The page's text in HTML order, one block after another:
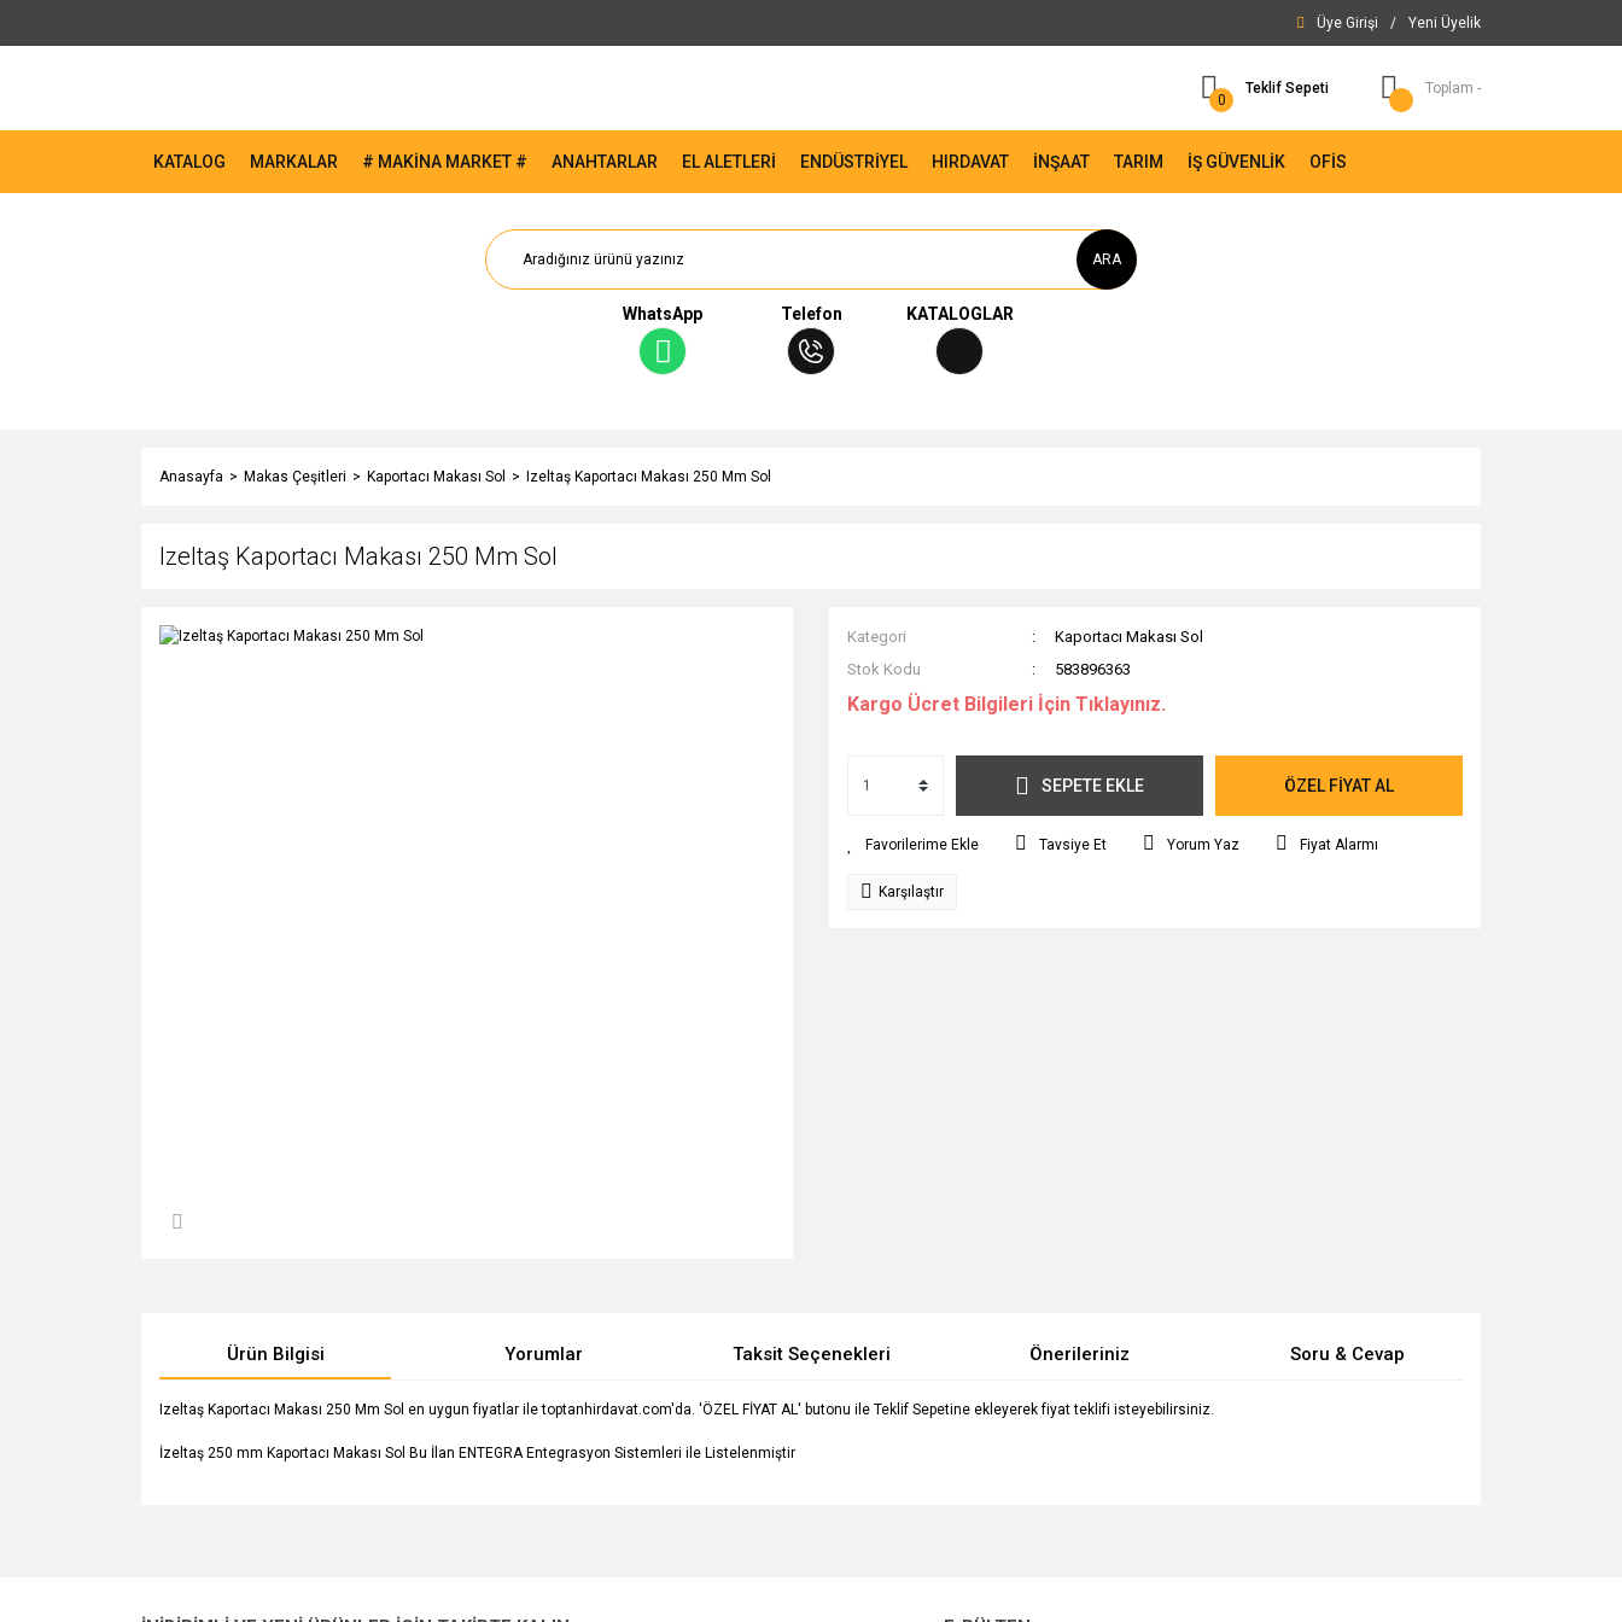
Üye Girişi / Yeni Üyelik
0
Teklif Sepeti Toplam -
KATALOG MARKALAR # MAKİNA MARKET # ANAHTARLAR EL ALETLERİ ENDÜSTRİYEL HIRDAVAT İNŞAAT TARIM İŞ GÜVENLİK OFİS
ARA
WhatsApp Telefon KATALOGLAR
Anasayfa Makas Çeşitleri Kaportacı Makası Sol Izeltaş Kaportacı Makası 250 Mm Sol
Izeltaş Kaportacı Makası 250 Mm Sol
Kategori
Kaportacı Makası Sol
Stok Kodu
583896363
Kargo Ücret Bilgileri İçin Tıklayınız.
SEPETE EKLE ÖZEL FİYAT AL
Tavsiye Et Yorum Yaz Fiyat Alarmı
Karşılaştır
Ürün Bilgisi Yorumlar Taksit Seçenekleri Önerileriniz Soru & Cevap
Izeltaş Kaportacı Makası 250 Mm Sol en uygun fiyatlar ile toptanhirdavat.com'da. 'ÖZEL FİYAT AL' butonu ile Teklif Sepetine ekleyerek fiyat teklifi isteyebilirsiniz.
İzeltaş 250 mm Kaportacı Makası Sol Bu İlan ENTEGRA Entegrasyon Sistemleri ile Listelenmiştir